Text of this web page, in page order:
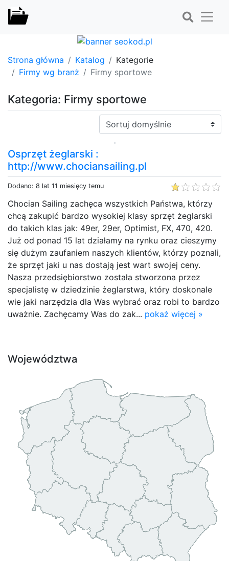
Strona główna Katalog
Kategorie
Firmy wg branż
Firmy sportowe
Kategoria: Firmy sportowe
Sortuj:
Osprzęt żeglarski :
http://www.chociansailing.pl
Dodano: 8 lat 11 miesięcy temu
Chocian Sailing zachęca wszystkich Państwa, którzy
chcą zakupić bardzo wysokiej klasy sprzęt żeglarski
do takich klas jak: 49er, 29er, Optimist, FX, 470, 420.
Już od ponad 15 lat działamy na rynku oraz cieszymy
się dużym zaufaniem naszych klientów, którzy poznali,
że sprzęt jaki u nas dostają jest wart swojej ceny.
Nasza przedsiębiorstwo została stworzona przez
specjalistę w dziedzinie żeglarstwa, który doskonale
wie jaki narzędzia dla Was wybrać oraz robi to bardzo
uważnie. Zachęcamy Was do zak... pokaż więcej »
Województwa